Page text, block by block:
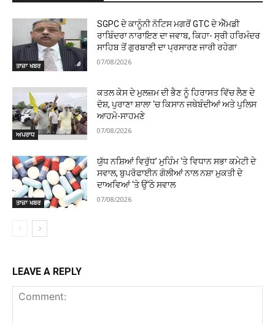
ਤਾਜ਼ਾ ਖਬਰ
SGPC ਦੇ ਕਾਨੂੰਨੀ ਨੋਟਿਸ ਮਗਰੋਂ GTC ਦੇ ਐੱਮਡੀ
ਰਾਬਿੰਦਰਾ ਨਾਰਾਇਣ ਦਾ ਜਵਾਬ, ਕਿਹਾ- ਸ੍ਰੀ ਹਰਿਮੰਦਰ
ਸਾਹਿਬ ਤੋਂ ਗੁਰਬਾਣੀ ਦਾ ਪ੍ਰਸਾਰਣ ਜਾਰੀ ਰਹੇਗਾ
07/08/2026
ਅਪਰਾਧ
ਕਤਲ ਕੇਸ ਦੇ ਮੁਲਜ਼ਮ ਦੀ ਭੈਣ ਨੂੰ ਹਿਰਾਸਤ ਵਿੱਚ ਲੈਣ ਦੇ
ਦੋਸ਼, ਪੁਰਾਣਾ ਸ਼ਾਲਾ ‘ਚ ਕਿਸਾਨ ਜਥੇਬੰਦੀਆਂ ਅਤੇ ਪੁਲਿਸ
ਆਹਮੋ-ਸਾਹਮਣੇ
07/08/2026
ਤਾਜ਼ਾ ਖਬਰ
ਯੁੱਧ ਨਸ਼ਿਆਂ ਵਿਰੁੱਧ’ ਮੁਹਿੰਮ ‘ਤੇ ਵਿਧਾਨ ਸਭਾ ਕਮੇਟੀ ਦੇ
ਸਵਾਲ, ਬੁਪਰੋਫਾਈਨ ਗੋਲੀਆਂ ਨਾਲ ਨਸ਼ਾ ਮੁਕਤੀ ਦੇ
ਦਾਅਵਿਆਂ ‘ਤੇ ਉੱਠੇ ਸਵਾਲ
07/08/2026
LEAVE A REPLY